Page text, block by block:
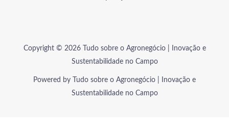
Copyright © 2026 Tudo sobre o Agronegócio | Inovação e
Sustentabilidade no Campo
Powered by Tudo sobre o Agronegócio | Inovação e
Sustentabilidade no Campo